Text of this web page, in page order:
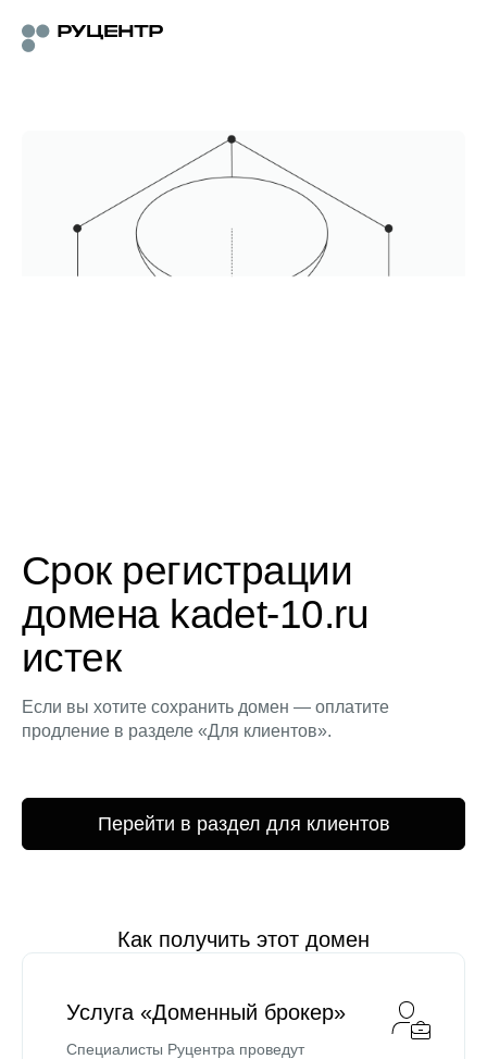
Срок регистрации
домена kadet-10.ru
истек
Если вы хотите сохранить домен — оплатите
продление в разделе «Для клиентов».
Перейти в раздел для клиентов
Как получить этот домен
Услуга «Доменный брокер»
Специалисты Руцентра проведут